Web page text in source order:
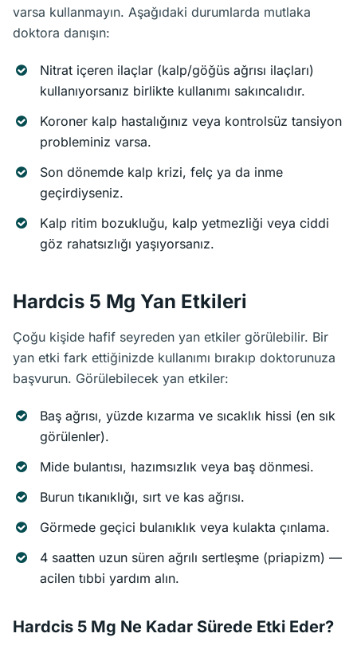
varsa kullanmayın. Aşağıdaki durumlarda mutlaka
doktora danışın:
Nitrat içeren ilaçlar (kalp/göğüs ağrısı ilaçları)
kullanıyorsanız birlikte kullanımı sakıncalıdır.
Koroner kalp hastalığınız veya kontrolsüz tansiyon
probleminiz varsa.
Son dönemde kalp krizi, felç ya da inme
geçirdiyseniz.
Kalp ritim bozukluğu, kalp yetmezliği veya ciddi
göz rahatsızlığı yaşıyorsanız.
Hardcis 5 Mg Yan Etkileri
Çoğu kişide hafif seyreden yan etkiler görülebilir. Bir
yan etki fark ettiğinizde kullanımı bırakıp doktorunuza
başvurun. Görülebilecek yan etkiler:
Baş ağrısı, yüzde kızarma ve sıcaklık hissi (en sık
görülenler).
Mide bulantısı, hazımsızlık veya baş dönmesi.
Burun tıkanıklığı, sırt ve kas ağrısı.
Görmede geçici bulanıklık veya kulakta çınlama.
4 saatten uzun süren ağrılı sertleşme (priapizm) —
acilen tıbbi yardım alın.
Hardcis 5 Mg Ne Kadar Sürede Etki Eder?